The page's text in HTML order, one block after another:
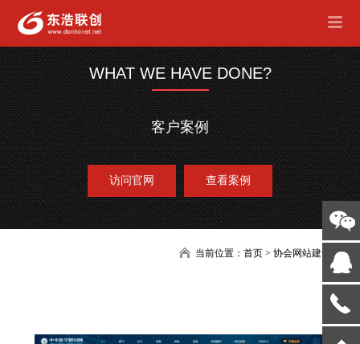
WHAT WE HAVE DONE?
客户案例
访问官网 查看案例
当前位置：首页 >协会网站建设